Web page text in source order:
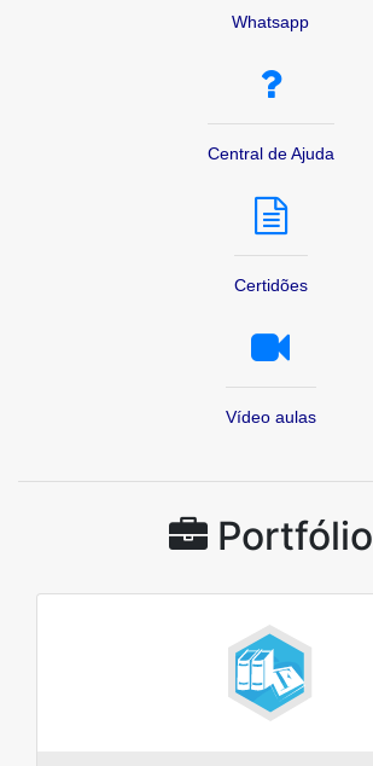
Whatsapp
Central de Ajuda
Certidões
Vídeo aulas
Portfólio